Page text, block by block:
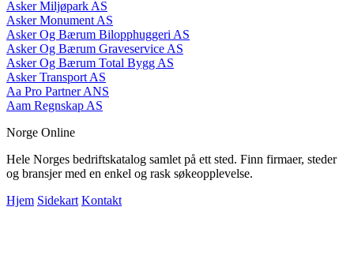
Asker Miljøpark AS
Asker Monument AS
Asker Og Bærum Bilopphuggeri AS
Asker Og Bærum Graveservice AS
Asker Og Bærum Total Bygg AS
Asker Transport AS
Aa Pro Partner ANS
Aam Regnskap AS
Norge Online
Hele Norges bedriftskatalog samlet på ett sted. Finn firmaer, steder
og bransjer med en enkel og rask søkeopplevelse.
Hjem Sidekart Kontakt